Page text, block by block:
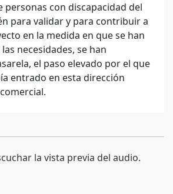
personas con discapacidad del
para validar y para contribuir a
en la medida en que se han
necesidades, se han
el paso elevado por el que
entrado en esta dirección